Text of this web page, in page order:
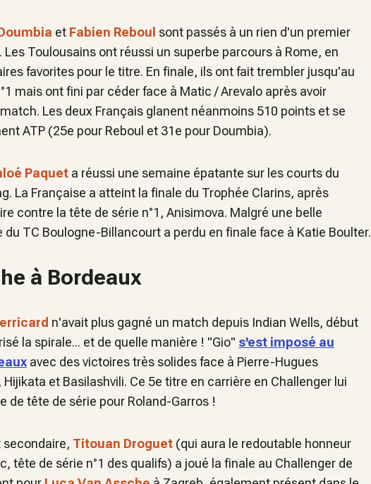
et Fabien Reboul sont passés à un rien d'un premier
Toulousains ont réussi un superbe parcours à Rome, en
favorites pour le titre. En finale, ils ont fait trembler jusqu'au
mais ont fini par céder face à Matic / Arevalo après avoir
Les deux Français glanent néanmoins 510 points et se
ATP (25e pour Reboul et 31e pour Doumbia).
Paquet a réussi une semaine épatante sur les courts du
La Française a atteint la finale du Trophée Clarins, après
contre la tête de série n°1, Anisimova. Malgré une belle
TC Boulogne-Billancourt a perdu en finale face à Katie Boulter.
à Bordeaux
n'avait plus gagné un match depuis Indian Wells, début
la spirale... et de quelle manière ! "Gio" s'est imposé au
avec des victoires très solides face à Pierre-Hugues
et Basilashvili. Ce 5e titre en carrière en Challenger lui
de tête de série pour Roland-Garros !
secondaire, Titouan Droguet (qui aura le redoutable honneur
tête de série n°1 des qualifs) a joué la finale au Challenger de